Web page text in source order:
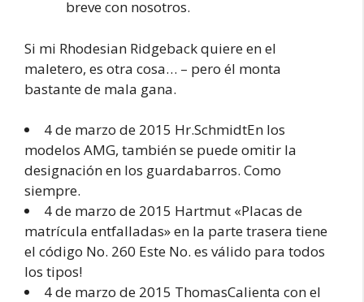
breve con nosotros.
Si mi Rhodesian Ridgeback quiere en el
maletero, es otra cosa… – pero él monta
bastante de mala gana.
4 de marzo de 2015 Hr.SchmidtEn los
modelos AMG, también se puede omitir la
designación en los guardabarros. Como
siempre.
4 de marzo de 2015 Hartmut «Placas de
matrícula entfalladas» en la parte trasera tiene
el código No. 260 Este No. es válido para todos
los tipos!
4 de marzo de 2015 ThomasCalienta con el